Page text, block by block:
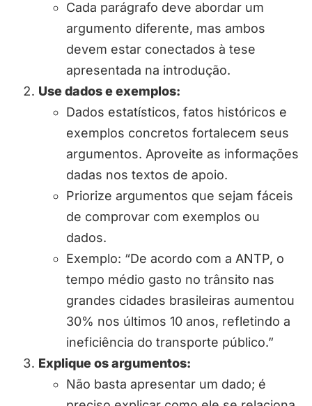
Cada parágrafo deve abordar um
argumento diferente, mas ambos
devem estar conectados à tese
apresentada na introdução.
Use dados e exemplos:
Dados estatísticos, fatos históricos e
exemplos concretos fortalecem seus
argumentos. Aproveite as informações
dadas nos textos de apoio.
Priorize argumentos que sejam fáceis
de comprovar com exemplos ou
dados.
Exemplo: “De acordo com a ANTP, o
tempo médio gasto no trânsito nas
grandes cidades brasileiras aumentou
30% nos últimos 10 anos, refletindo a
ineficiência do transporte público.”
Explique os argumentos:
Não basta apresentar um dado; é